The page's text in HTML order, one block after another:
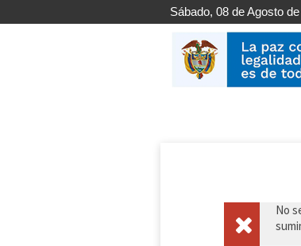
Sábado, 08 de Agosto
No